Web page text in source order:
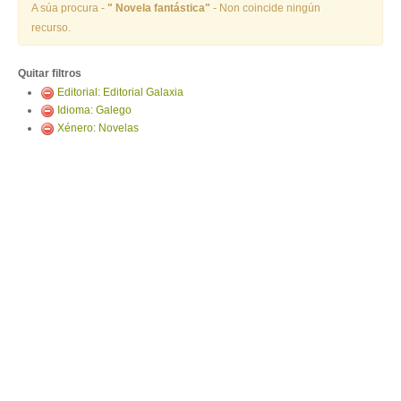
A súa procura - " Novela fantástica" - Non coincide ningún
recurso.
Quitar filtros
Editorial: Editorial Galaxia
Idioma: Galego
Xénero: Novelas